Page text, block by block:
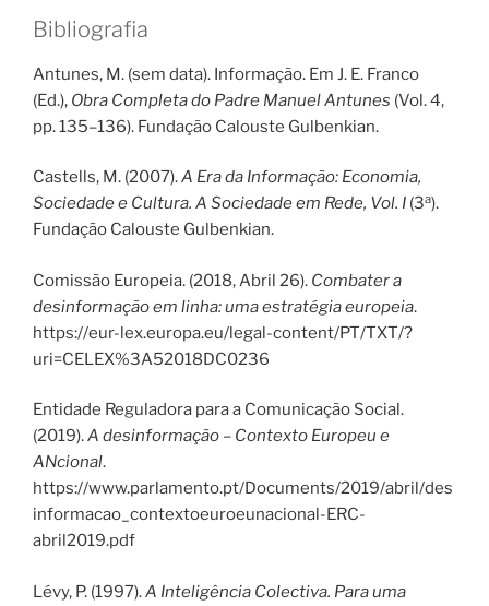
Bibliografia
Antunes, M. (sem data). Informação. Em J. E. Franco
(Ed.), Obra Completa do Padre Manuel Antunes (Vol. 4,
pp. 135–136). Fundação Calouste Gulbenkian.
Castells, M. (2007).A Era da Informação: Economia,
Sociedade e Cultura. A Sociedade em Rede, Vol. I (3a).
Fundação Calouste Gulbenkian.
Comissão Europeia. (2018, Abril 26). Combater a
desinformação em linha: uma estratégia europeia.
https://eur-lex.europa.eu/legal-content/PT/TXT/?
uri=CELEX%3A52018DC0236
Entidade Reguladora para a Comunicação Social.
(2019).A desinformação – Contexto Europeu e
ANcional.
https://www.parlamento.pt/Documents/2019/abril/des
informacao_contextoeuroeunacional-ERC-
abril2019.pdf
Lévy, P. (1997).A Inteligência Colectiva. Para uma